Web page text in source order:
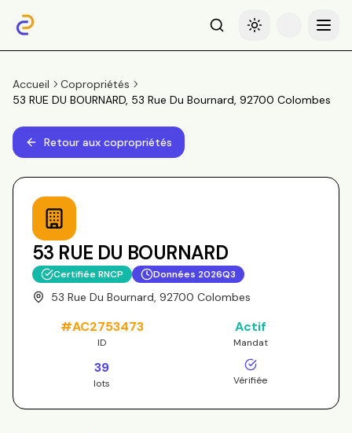
RechercheBasculer le thème
Menu
Accueil
Copropriétés
53 RUE DU BOURNARD, 53 Rue Du Bournard, 92700 Colombes
Retour aux copropriétés
53 RUE DU BOURNARD
Certifiée RNCP Données 2026Q3
53 Rue Du Bournard, 92700 Colombes
#AC2753473
ID
Actif
Mandat
39
lots Vérifiée